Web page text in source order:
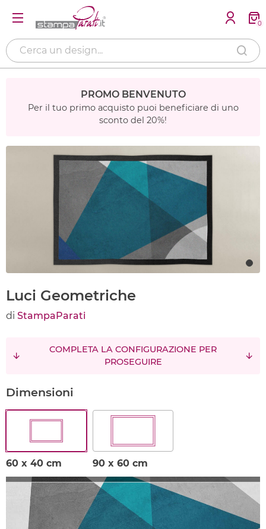
0
PROMO BENVENUTO
Per il tuo primo acquisto puoi beneficiare di uno
sconto del 20%!
Luci Geometriche
di StampaParati
COMPLETA LA CONFIGURAZIONE PER
PROSEGUIRE
Dimensioni
60 x 40 cm 90 x 60 cm